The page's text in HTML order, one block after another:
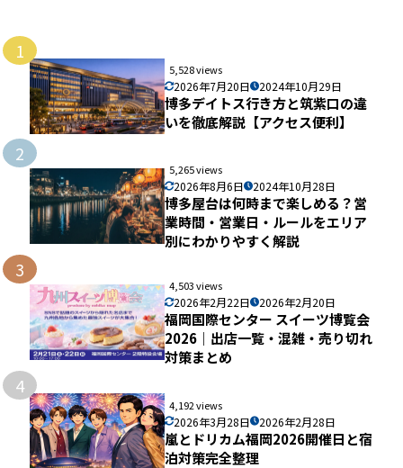
1
5,528 views
2026年7月20日 2024年10月29日
博多デイトス行き方と筑紫口の違
いを徹底解説【アクセス便利】
2
5,265 views
2026年8月6日 2024年10月28日
博多屋台は何時まで楽しめる？営
業時間・営業日・ルールをエリア
別にわかりやすく解説
3
4,503 views
2026年2月22日 2026年2月20日
福岡国際センター スイーツ博覧会
2026｜出店一覧・混雑・売り切れ
対策まとめ
4
4,192 views
2026年3月28日 2026年2月28日
嵐とドリカム福岡2026開催日と宿
泊対策完全整理